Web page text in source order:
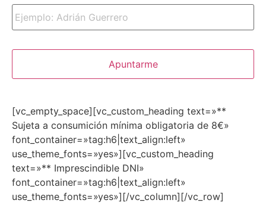
[vc_empty_space][vc_custom_heading text=»**
Sujeta a consumición mínima obligatoria de 8€»
font_container=»tag:h6|text_align:left»
use_theme_fonts=»yes»][vc_custom_heading
text=»** Imprescindible DNI»
font_container=»tag:h6|text_align:left»
use_theme_fonts=»yes»][/vc_column][/vc_row]